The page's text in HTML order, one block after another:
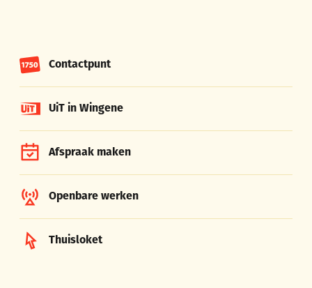
Contactpunt
UiT in Wingene
Afspraak maken
Openbare werken
Thuisloket